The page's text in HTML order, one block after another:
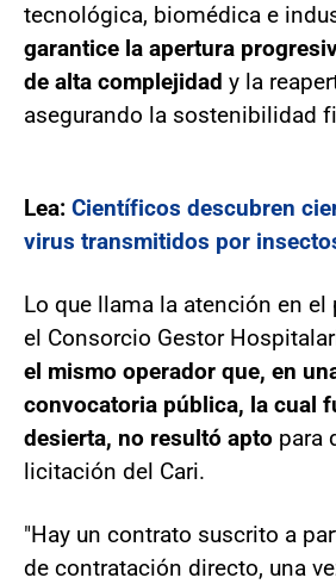
tecnológica, biomédica e
garantice la apertura
de alta complejidad y la
asegurando la sostenibilidad
Lea: Científicos descubren
virus transmitidos por
Lo que llama la atención en el
el Consorcio Gestor
el mismo operador que, en
convocatoria pública, la cual
desierta, no resultó apto para
licitación del Cari.
"Hay un contrato suscrito a
de contratación directo, una